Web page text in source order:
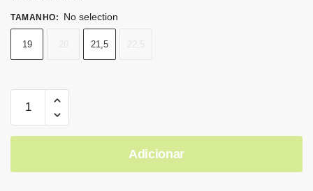
TAMANHO: No selection
19 21,5
Adicionar